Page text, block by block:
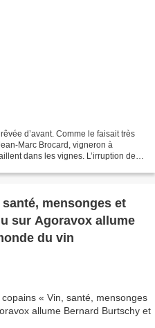
d’avant. Comme le faisait très
Marc Brocard, vigneron à
dans les vignes. L’irruption de
mensonges et
sur Agoravox allume
du vin